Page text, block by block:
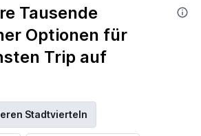
Tausende
Optionen für
Trip auf
Stadtvierteln